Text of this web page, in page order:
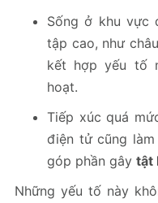
Sống ở khu vực
tập cao, như
kết hợp yếu tố
hoạt.
Tiếp xúc quá
điện tử cũng
góp phần gây tật
Những yếu tố này